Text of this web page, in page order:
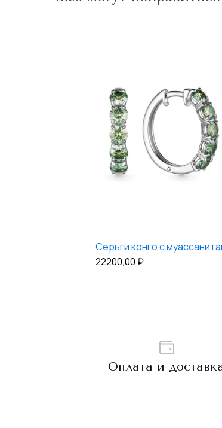
Серьги конго с
22200,00 ₽
Оплата и